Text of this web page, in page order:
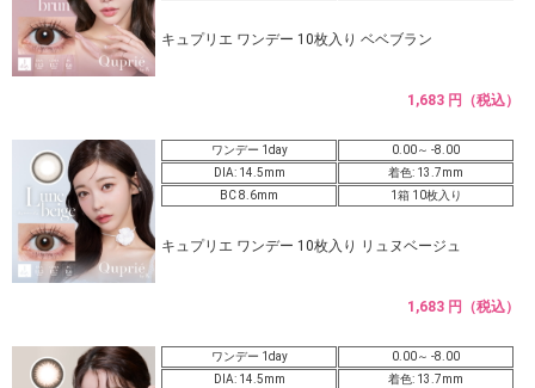
キュプリエ ワンデー 10枚入り ベベブラン
1,683 円（税込）
ワンデー 1day
0.00～ -8.00
DIA: 14.5mm
着色: 13.7mm
BC 8.6mm
1箱 10枚入り
キュプリエ ワンデー 10枚入り リュヌベージュ
1,683 円（税込）
ワンデー 1day
0.00～ -8.00
DIA: 14.5mm
着色: 13.7mm